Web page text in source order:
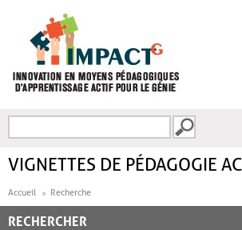
FORMULAIRE DE
VIGNETTES DE PÉDAGOGIE
Accueil Recherche
RECHERCHER